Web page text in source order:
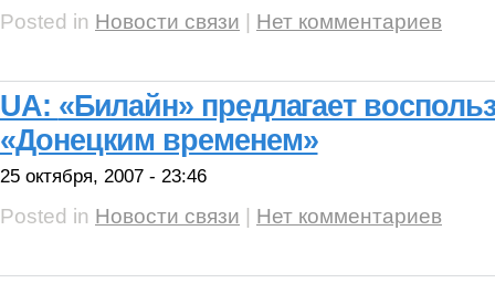
Posted in Новости связи | Нет комментариев
UA: «Билайн» предлагает
«Донецким временем»
25 октября, 2007 - 23:46
Posted in Новости связи | Нет комментариев